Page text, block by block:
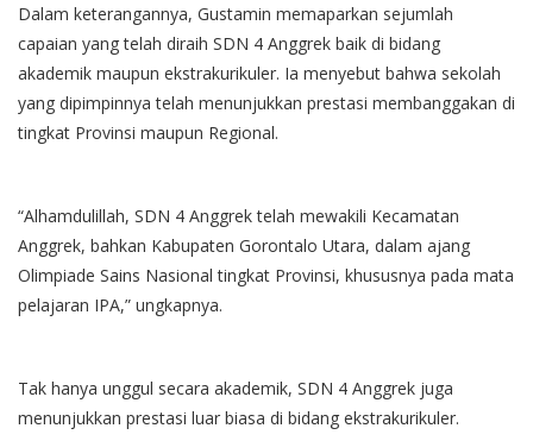
Dalam keterangannya, Gustamin memaparkan sejumlah
capaian yang telah diraih SDN 4 Anggrek baik di bidang
akademik maupun ekstrakurikuler. Ia menyebut bahwa sekolah
yang dipimpinnya telah menunjukkan prestasi membanggakan di
tingkat Provinsi maupun Regional.
“Alhamdulillah, SDN 4 Anggrek telah mewakili Kecamatan
Anggrek, bahkan Kabupaten Gorontalo Utara, dalam ajang
Olimpiade Sains Nasional tingkat Provinsi, khususnya pada mata
pelajaran IPA,” ungkapnya.
Tak hanya unggul secara akademik, SDN 4 Anggrek juga
menunjukkan prestasi luar biasa di bidang ekstrakurikuler.